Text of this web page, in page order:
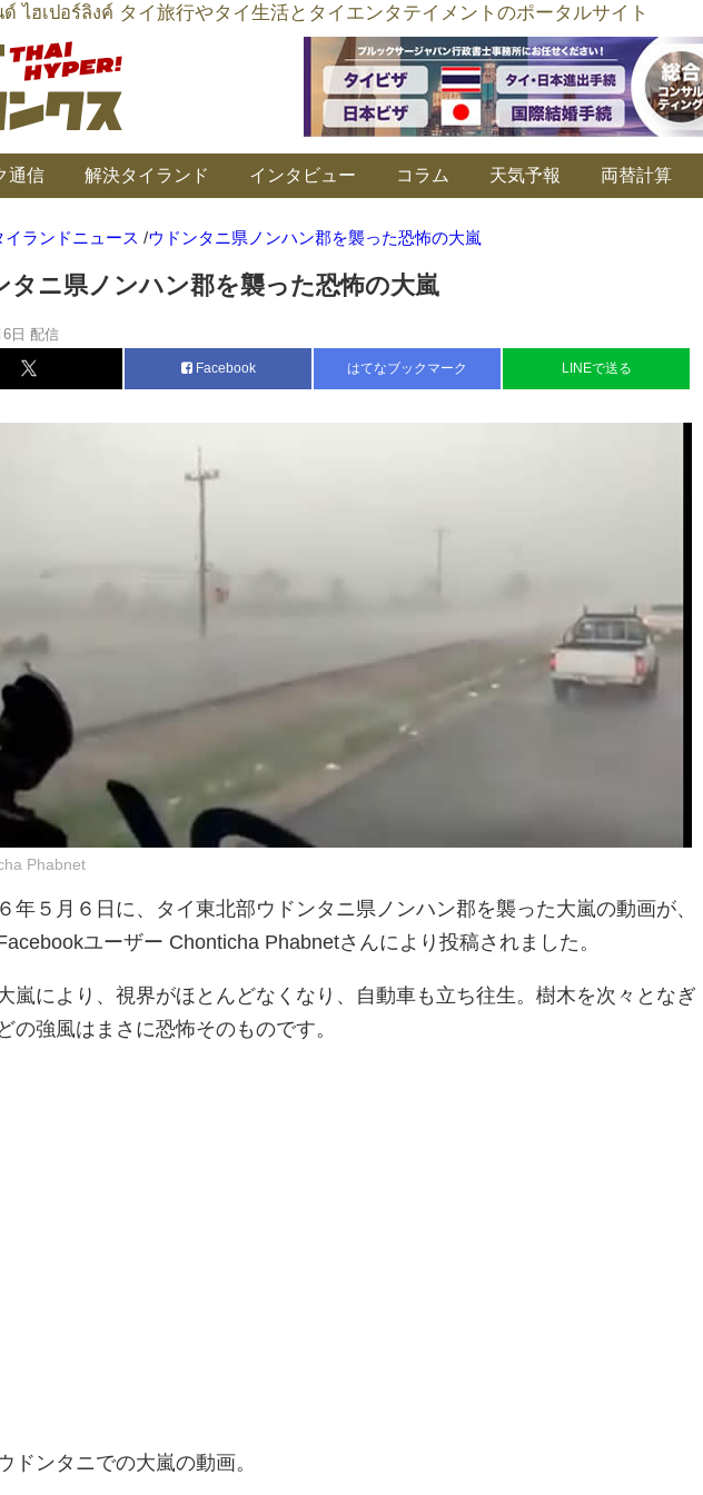
ไฮเปอร์ลิงค์ タイ旅行やタイ生活とタイエンタテイメントのポータルサイト
通信 解決タイランド インタビュー コラム 天気予報 両替計算
イランドニュース /ウドンタニ県ノンハン郡を襲った恐怖の大嵐
タニ県ノンハン郡を襲った恐怖の大嵐
6日 配信
Facebook はてなブックマーク LINEで送る
Phabnet
年５月６日に、タイ東北部ウドンタニ県ノンハン郡を襲った大嵐の動画が、
ユーザー Chonticha Phabnetさんにより投稿されました。
嵐により、視界がほとんどなくなり、自動車も立ち往生。樹木を次々となぎ
の強風はまさに恐怖そのものです。
ドンタニでの大嵐の動画。